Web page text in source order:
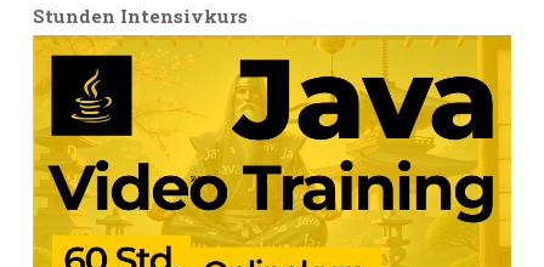
Stunden Intensivkurs